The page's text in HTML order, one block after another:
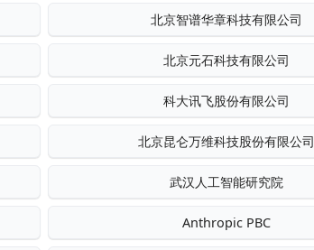
北京智谱华章科技有限公司
北京元石科技有限公司
科大讯飞股份有限公司
北京昆仑万维科技股份有限公司
武汉人工智能研究院
Anthropic PBC